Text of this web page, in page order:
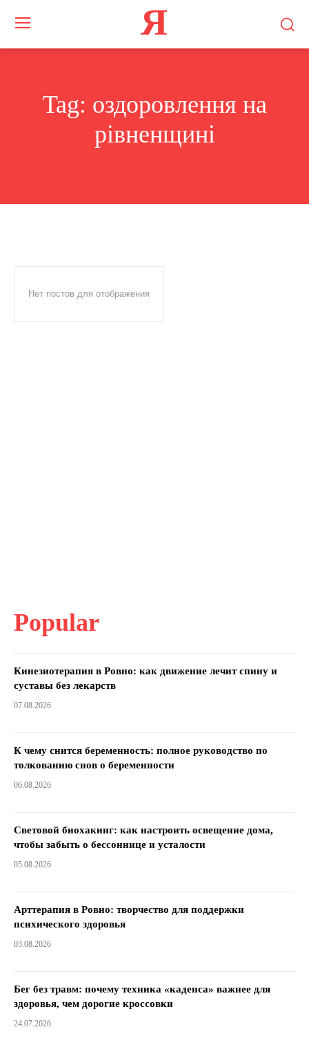
Я
Tag: оздоровлення на
рівненщині
Нет постов для отображения
Popular
Кинезиотерапия в Ровно: как движение лечит спину и
суставы без лекарств
07.08.2026
К чему снится беременность: полное руководство по
толкованию снов о беременности
06.08.2026
Световой биохакинг: как настроить освещение дома,
чтобы забыть о бессоннице и усталости
05.08.2026
Арттерапия в Ровно: творчество для поддержки
психического здоровья
03.08.2026
Бег без травм: почему техника «каденса» важнее для
здоровья, чем дорогие кроссовки
24.07.2026